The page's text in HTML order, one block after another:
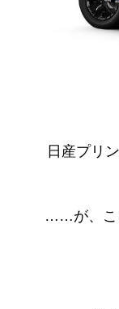
日産プリ
……が、こ